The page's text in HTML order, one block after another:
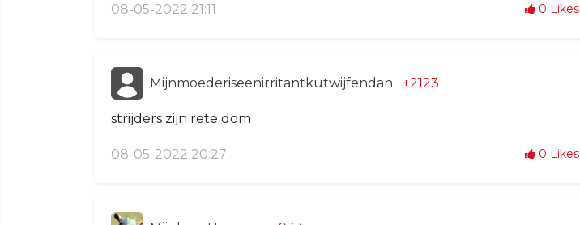
08-05-2022 21:11 0 Likes
Mijnmoederiseenirritantkutwijfendan +2123
strijders zijn rete dom
08-05-2022 20:27 0 Likes